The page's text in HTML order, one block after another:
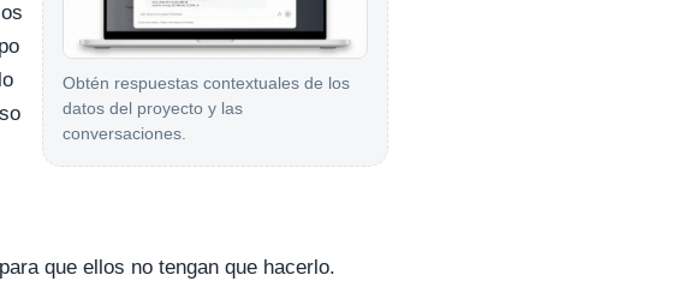
Obtén respuestas contextuales de los
datos del proyecto y las
conversaciones.
que ellos no tengan que hacerlo.